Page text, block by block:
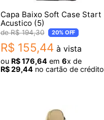
Capa Baixo Soft Case Start
Acustico (5)
R$ 194,30 20% OFF
R$ 155,44 à vista
ou R$ 176,64em 6x de
R$ 29,44no cartão de crédito